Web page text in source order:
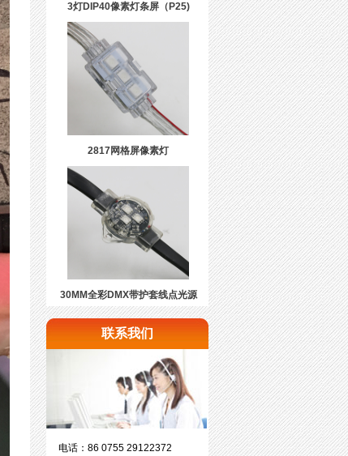
3灯DIP40像素灯条屏（P25)
2817网格屏像素灯
30MM全彩DMX带护套线点光源
联系我们
电话：86 0755 29122372